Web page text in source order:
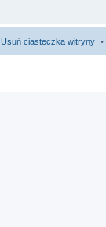
Usuń ciasteczka witryny